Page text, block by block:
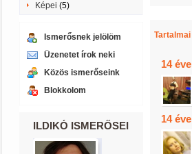
Képei (5)
Ismerősnek jelölöm
Üzenetet írok neki
Közös ismerőseink
Blokkolom
ILDIKÓ ISMERŐSEI
Tartalmai
14 éve
14 éve